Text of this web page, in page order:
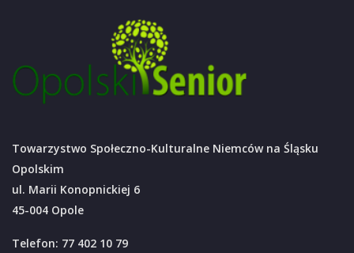
Towarzystwo Społeczno-Kulturalne Niemców na Śląsku
Opolskim
ul. Marii Konopnickiej 6
45-004 Opole
Telefon: 77 402 10 79